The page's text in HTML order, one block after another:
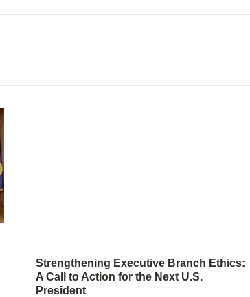
Strengthening Executive Branch Ethics:
A Call to Action for the Next U.S.
President